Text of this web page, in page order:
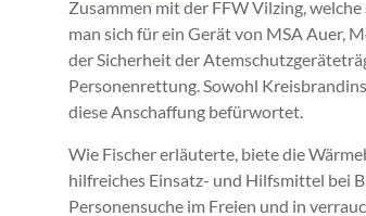
Zusammen mit der FFW Vilzing,
man sich für ein Gerät von MSA Auer,
der Sicherheit der
Personenrettung. Sowohl
diese Anschaffung befürwortet.
Wie Fischer erläuterte, biete die
hilfreiches Einsatz- und Hilfsmittel bei
Personensuche im Freien und in